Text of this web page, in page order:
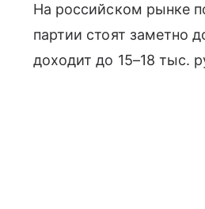
На российском рынке
партии стоят заметно
доходит до 15–18 тыс.